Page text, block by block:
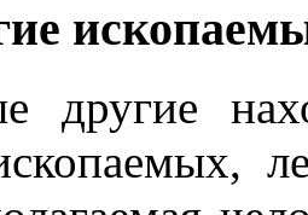
другие